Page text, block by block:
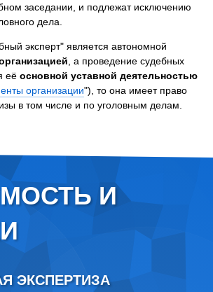
заседании, и подлежат исключению
дела.
эксперт" является автономной
, а проведение судебных
её основной уставной деятельностью
организации"), то она имеет право
в том числе и по уголовным делам.
И
ЭКСПЕРТИЗА